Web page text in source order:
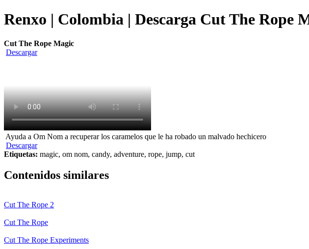
Renxo | Colombia | Descarga Cut The Rope
Cut The Rope Magic
Descargar
Ayuda a Om Nom a recuperar los caramelos que le ha robado un malvado hechicero
Descargar
Etiquetas: magic, om nom, candy, adventure, rope, jump, cut
Contenidos similares
Cut The Rope 2
Cut The Rope
Cut The Rope Experiments